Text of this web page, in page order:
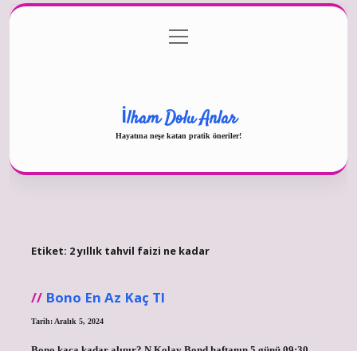
Gizlilik Politikası
menüyü
aç
İlham Dolu Anlar
Hayatına neşe katan pratik öneriler!
Etiket: 2 yıllık tahvil faizi ne kadar
Bono En Az Kaç Tl
Tarih: Aralık 5, 2024